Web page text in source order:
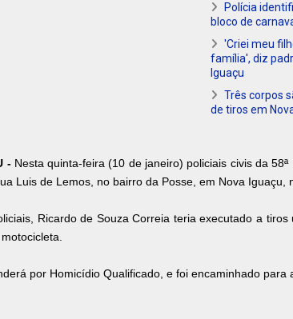
Polícia
bloco de
'Criei meu
família', diz
Iguaçu
Três corpos
de tiros em
- Nesta quinta-feira (10 de janeiro) policiais civis da
Luis de Lemos, no bairro da Posse, em Nova Iguaçu,
Ricardo de Souza Correia teria executado a
por Homicídio Qualificado, e foi encaminhado para